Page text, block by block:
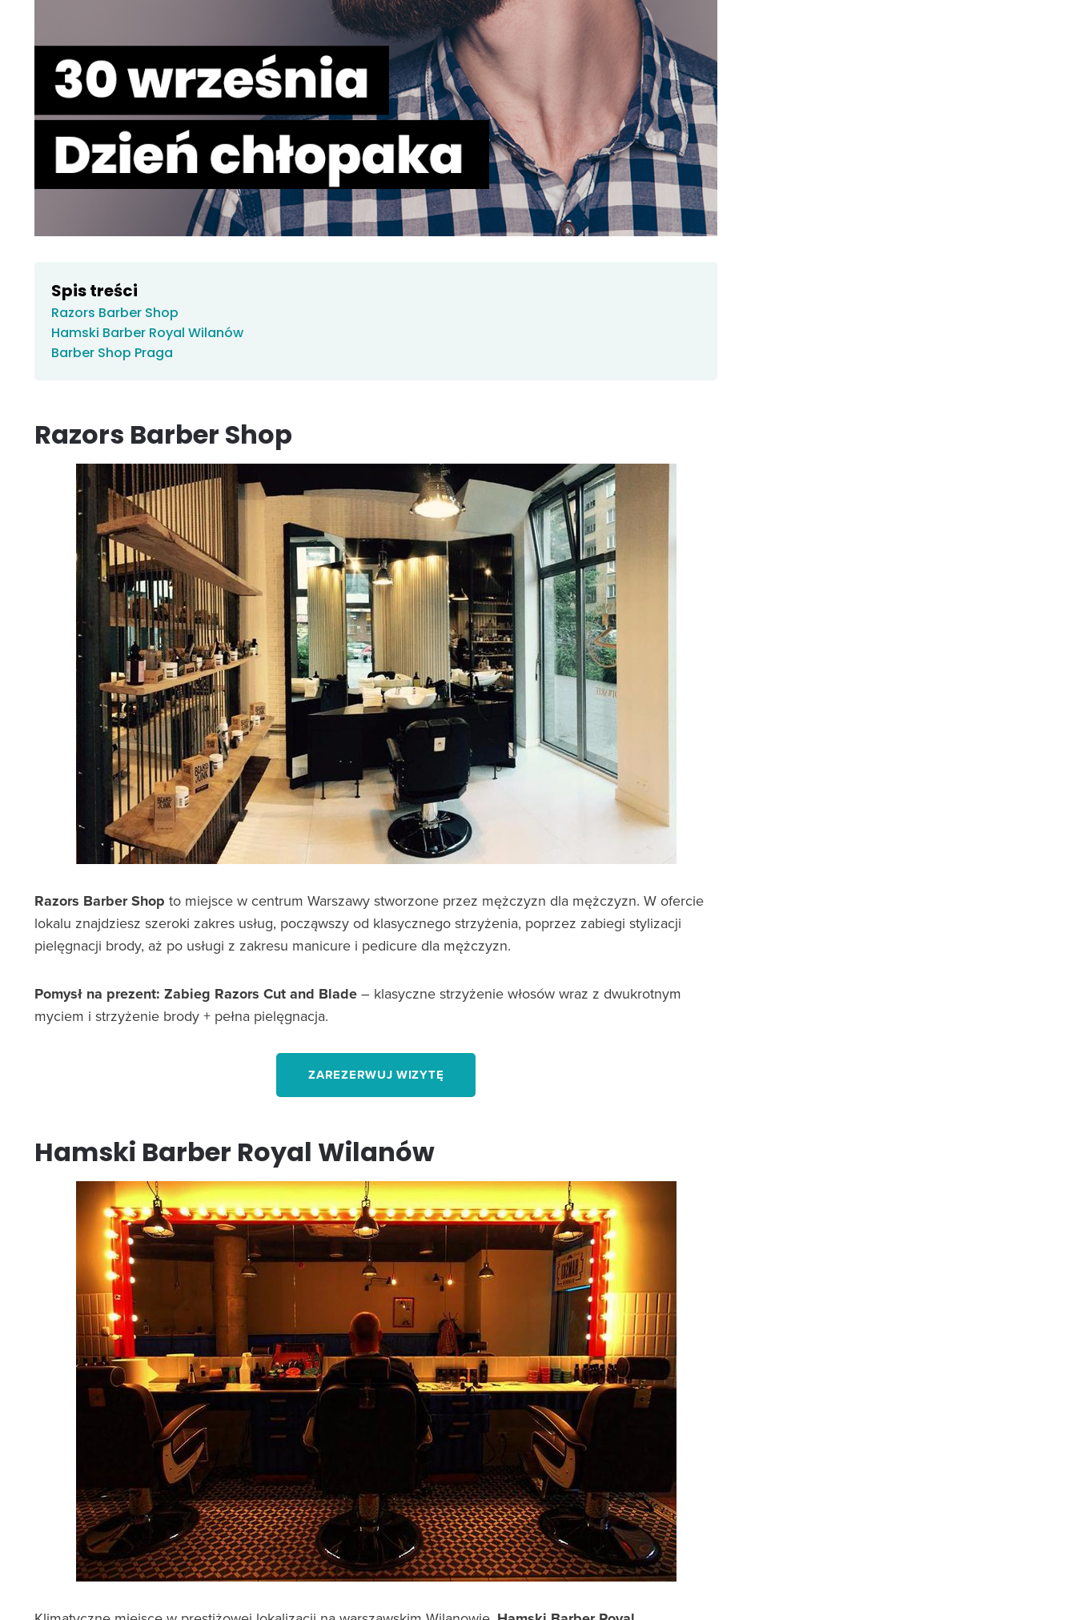
Spis treści
Razors Barber Shop
Hamski Barber Royal Wilanów
Barber Shop Praga
Razors Barber Shop
Razors Barber Shop to miejsce w centrum Warszawy stworzone przez mężczyzn dla mężczyzn. W ofercie
lokalu znajdziesz szeroki zakres usług, począwszy od klasycznego strzyżenia, poprzez zabiegi stylizacji
pielęgnacji brody, aż po usługi z zakresu manicure i pedicure dla mężczyzn.
Pomysł na prezent: Zabieg Razors Cut and Blade – klasyczne strzyżenie włosów wraz z dwukrotnym
myciem i strzyżenie brody + pełna pielęgnacja.
ZAREZERWUJ WIZYTĘ
Hamski Barber Royal Wilanów